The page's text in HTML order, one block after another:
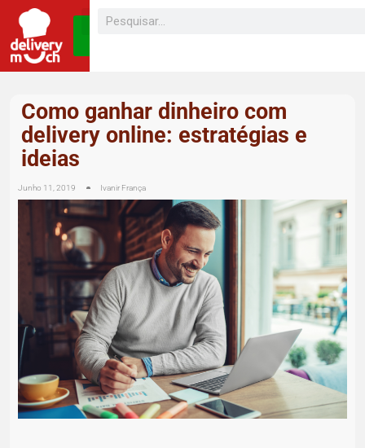
SEJA UM
Como ganhar dinheiro com
delivery online: estratégias e
ideias
Junho 11, 2019 Ivanir França